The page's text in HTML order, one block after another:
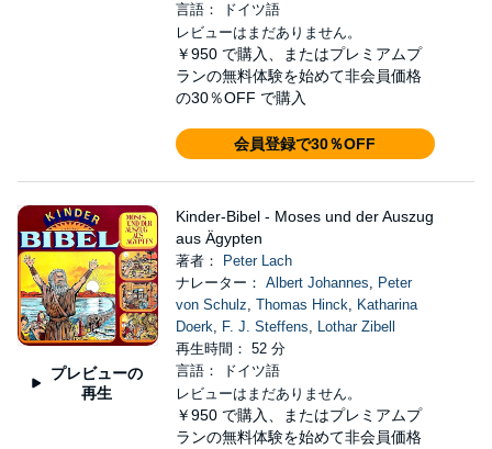
言語： ドイツ語
レビューはまだありません。
￥950 で購入、またはプレミアムプ
ランの無料体験を始めて非会員価格
の30％OFF で購入
会員登録で30％OFF
プレビューの
再生
Kinder-Bibel - Moses und der Auszug
aus Ägypten
著者：
Peter Lach
ナレーター： Albert Johannes, Peter
von Schulz, Thomas Hinck, Katharina
Doerk, F. J. Steffens, Lothar Zibell
再生時間： 52 分
言語： ドイツ語
レビューはまだありません。
￥950 で購入、またはプレミアムプ
ランの無料体験を始めて非会員価格